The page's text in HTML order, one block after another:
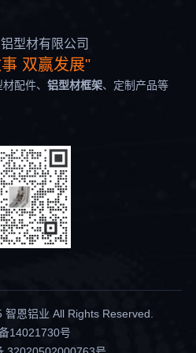
型材有限公司
双赢发展"
配件、 铝型材框架、定制产品等
恩铝业 All Rights Reserved.
14021730号